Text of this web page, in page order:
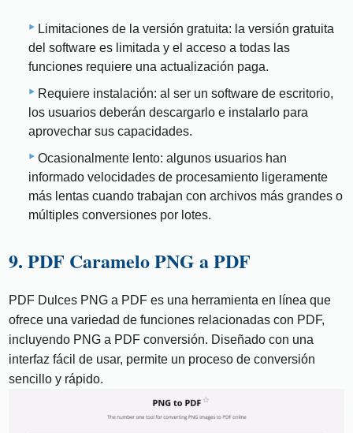
Limitaciones de la versión gratuita: la versión gratuita
del software es limitada y el acceso a todas las
funciones requiere una actualización paga.
Requiere instalación: al ser un software de escritorio,
los usuarios deberán descargarlo e instalarlo para
aprovechar sus capacidades.
Ocasionalmente lento: algunos usuarios han
informado velocidades de procesamiento ligeramente
más lentas cuando trabajan con archivos más grandes o
múltiples conversiones por lotes.
9. PDF Caramelo PNG a PDF
PDF Dulces PNG a PDF es una herramienta en línea que
ofrece una variedad de funciones relacionadas con PDF,
incluyendo PNG a PDF conversión. Diseñado con una
interfaz fácil de usar, permite un proceso de conversión
sencillo y rápido.